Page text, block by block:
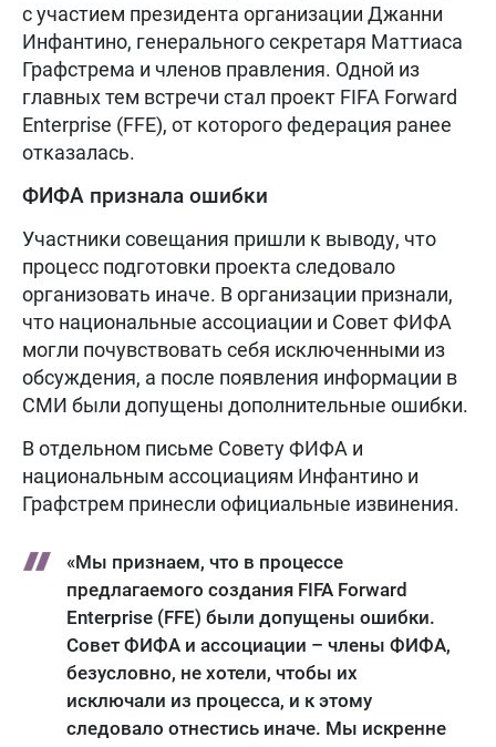
с участием президента организации Джанни
Инфантино, генерального секретаря Маттиаса
Графстрема и членов правления. Одной из
главных тем встречи стал проект FIFA Forward
Enterprise (FFE), от которого федерация ранее
отказалась.
ФИФА признала ошибки
Участники совещания пришли к выводу, что
процесс подготовки проекта следовало
организовать иначе. В организации признали,
что национальные ассоциации и Совет ФИФА
могли почувствовать себя исключенными из
обсуждения, а после появления информации в
СМИ были допущены дополнительные ошибки.
В отдельном письме Совету ФИФА и
национальным ассоциациям Инфантино и
Графстрем принесли официальные извинения.
«Мы признаем, что в процессе
предлагаемого создания FIFA Forward
Enterprise (FFE) были допущены ошибки.
Совет ФИФА и ассоциации – члены ФИФА,
безусловно, не хотели, чтобы их
исключали из процесса, и к этому
следовало отнестись иначе. Мы искренне